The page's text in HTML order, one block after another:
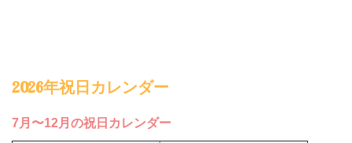
2026年祝日カレンダー
7月〜12月の祝日カレンダー